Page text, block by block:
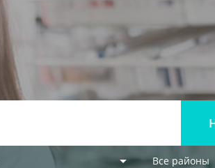
Все районы